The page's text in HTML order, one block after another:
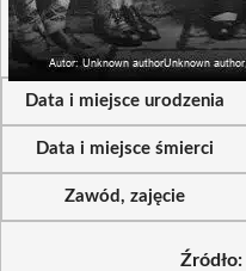
Data i miejsce urodzenia
Data i miejsce śmierci
Zawód, zajęcie
Źródło: